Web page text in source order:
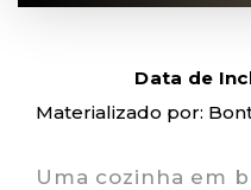
Data de
Materializado por:
Uma cozinha em